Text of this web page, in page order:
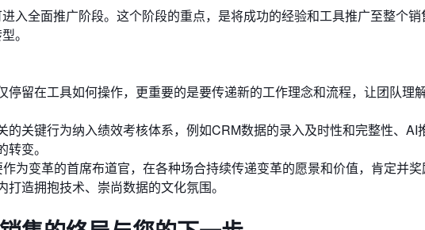
入全面推广阶段。这个阶段的重点，是将成功的经验和工具推广至整个销
。
停留在工具如何操作，更重要的是要传递新的工作理念和流程，让团队理
的关键行为纳入绩效考核体系，例如CRM数据的录入及时性和完整性、AI
变。
为变革的首席布道官，在各种场合持续传递变革的愿景和价值，肯定并
造拥抱技术、崇尚数据的文化氛围。